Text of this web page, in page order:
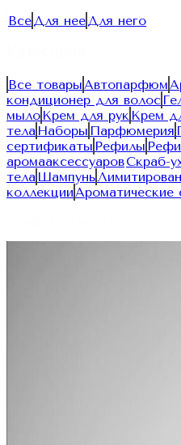
ВсеДля нееДля него
Все товары Автопарфюм
кондиционер для волос
мыло Крем для рук Крем
тела Наборы Парфюмерия
сертификаты Рефилы
аромааксессуаровСкраб-
тела Шампунь
коллекции Ароматические